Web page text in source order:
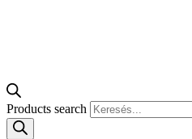
Products search